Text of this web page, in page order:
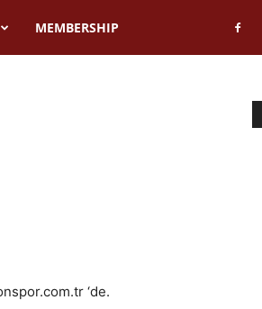
MEMBERSHIP
‘de.